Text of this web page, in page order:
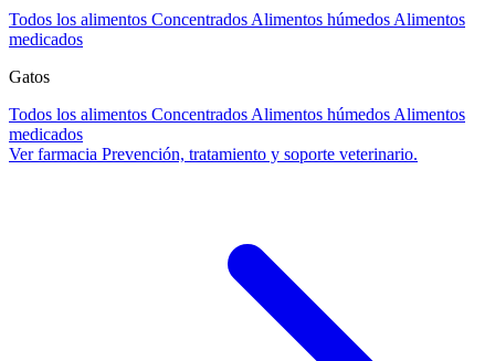
Todos los alimentos Concentrados Alimentos húmedos Alimentos
medicados
Gatos
Todos los alimentos Concentrados Alimentos húmedos Alimentos
medicados
Ver farmacia Prevención, tratamiento y soporte veterinario.